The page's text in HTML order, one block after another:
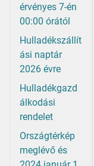
érvényes 7-én
00:00 órától
Hulladékszállít
ási naptár
2026 évre
Hulladékgazd
álkodási
rendelet
Országtérkép
meglévő és